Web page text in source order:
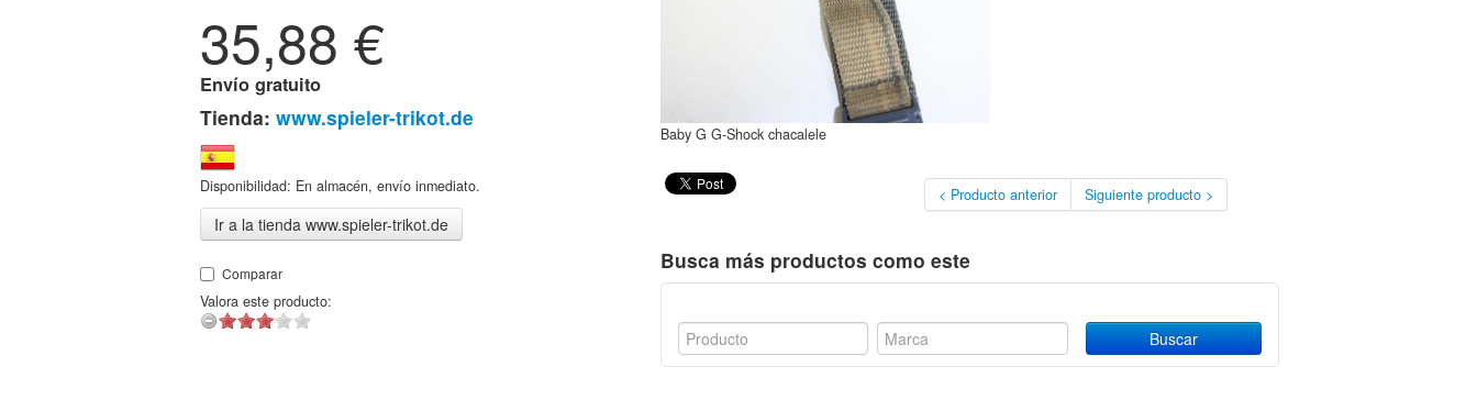
35,88 €
Envío gratuito
Tienda: www.spieler-trikot.de
Disponibilidad: En almacén, envío inmediato.
Ir a la tienda www.spieler-trikot.de
Comparar
Valora este producto:
Baby G G-Shock chacalele
< Producto anterior Siguiente producto >
Busca más productos como este